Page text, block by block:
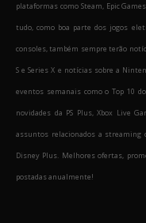
plataformas como Steam, Epic
tudo, como boa parte dos jogos
consoles, também sempre terão
S e Series X e notícias sobre a
eventos semanais como o Top 10
novidades da PS Plus, Xbox Live
assuntos relacionados a streaming
Disney Plus. Melhores ofertas,
postadas anualmente!